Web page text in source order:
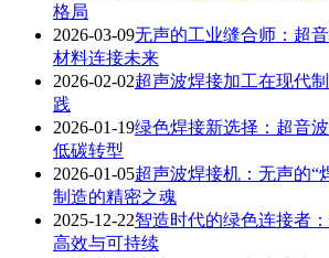
格局
2026-03-09无声的工业缝合师：超
材料连接未来
2026-02-02超声波焊接加工在现代
践
2026-01-19绿色焊接新选择：超音
低碳转型
2026-01-05超声波焊接机：无声的“
制造的精密之魂
2025-12-22智造时代的绿色连接者
高效与可持续